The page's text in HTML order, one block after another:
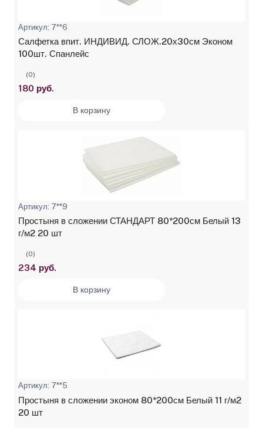
Артикул: 7**6
Салфетка впит. ИНДИВИД. СЛОЖ.20х30см Эконом
100шт. Спанлейс
(0)
180 руб.
В корзину
Артикул: 7**9
Простыня в сложении СТАНДАРТ 80*200см Белый 13
г/м2 20 шт
(0)
234 руб.
В корзину
Артикул: 7**5
Простыня в сложении эконом 80*200см Белый 11 г/м2
20 шт